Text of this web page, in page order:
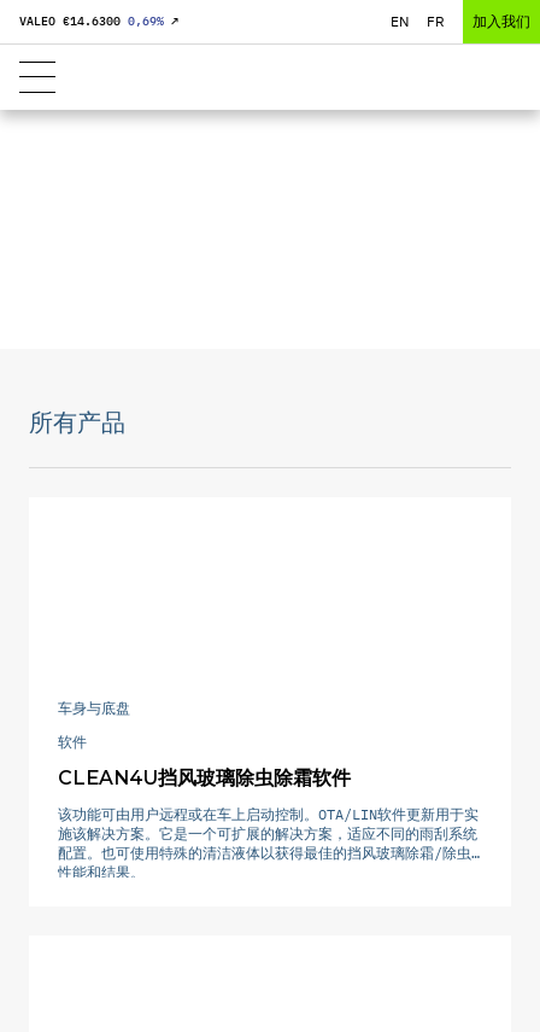
VALEO €14.6300 0,69% ↗ EN FR 加入我们
所有产品
车身与底盘
软件
CLEAN4U挡风玻璃除虫除霜软件
该功能可由用户远程或在车上启动控制。OTA/LIN软件更新用于实
施该解决方案。它是一个可扩展的解决方案，适应不同的雨刮系统
配置。也可使用特殊的清洁液体以获得最佳的挡风玻璃除霜/除虫
性能和结果。